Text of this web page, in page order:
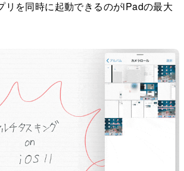
リを同時に起動できるのがiPadの最大